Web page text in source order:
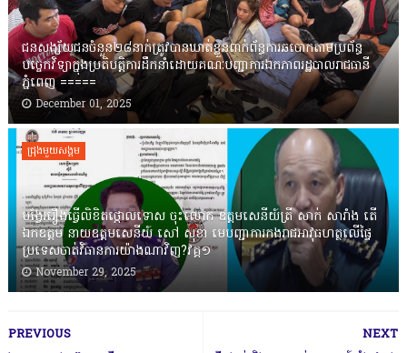
ជនសង្ស័យជនចំនួន២៨នាក់ត្រូវបានឃាត់ខ្លួនពាក់ព័ន្ធការឆបោកតាមប្រព័ន្ធ
បច្ចេកវិទ្យាក្នុងប្រតិបត្តិការដឹកនាំដោយគណៈបញ្ជាការឯកភាពរដ្ឋបាលរាជធានី
ភ្នំពេញ ‎=====
December 01, 2025
ជ្រុងមួយសង្គម
បង្វែររឿងធ្វើលិខិតថ្កោលទោស ចុះលោក ឧត្តមសេនីយ៍ត្រី សាក់ សារាំង តើ
ឯកឧត្តម នាយឧត្តមសេនីយ៍ សៅ សុខា មេបញ្ជាការកងរាជអាវុធហត្ថលើផ្ទៃ
ប្រទេសចាត់វិធានការយ៉ាងណាវិញ?វគ្គ១
November 29, 2025
NEXT
PREVIOUS